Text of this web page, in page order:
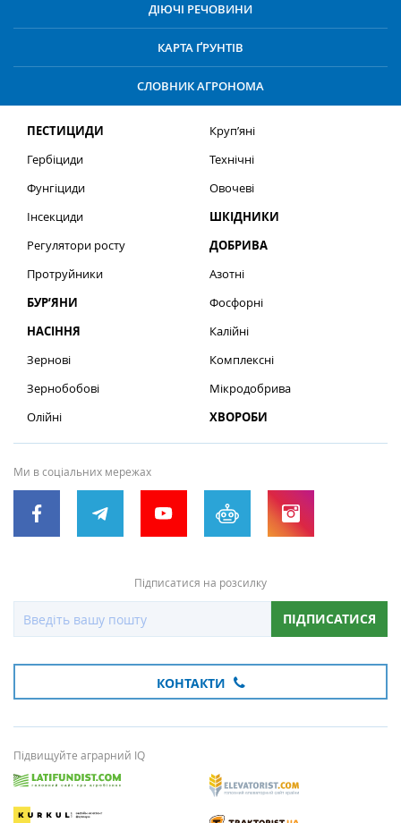
ДІЮЧІ РЕЧОВИНИ
КАРТА ҐРУНТІВ
СЛОВНИК АГРОНОМА
ПЕСТИЦИДИ
Гербіциди
Фунгіциди
Інсекциди
Регулятори росту
Протруйники
БУР’ЯНИ
НАСІННЯ
Зернові
Зернобобові
Олійні
Круп’яні
Технічні
Овочеві
ШКІДНИКИ
ДОБРИВА
Азотні
Фосфорні
Калійні
Комплексні
Мікродобрива
ХВОРОБИ
Ми в соціальних мережах
Підписатися на розсилку
ПІДПИСАТИСЯ
КОНТАКТИ
Підвищуйте аграрний IQ